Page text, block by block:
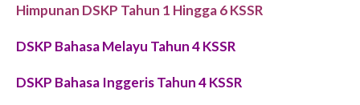
Himpunan DSKP Tahun 1 Hingga 6 KSSR
DSKP Bahasa Melayu Tahun 4 KSSR
DSKP Bahasa Inggeris Tahun 4 KSSR